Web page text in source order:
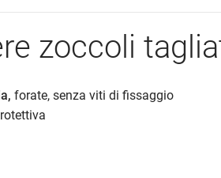
zoccoli
forate, senza viti di fissaggio